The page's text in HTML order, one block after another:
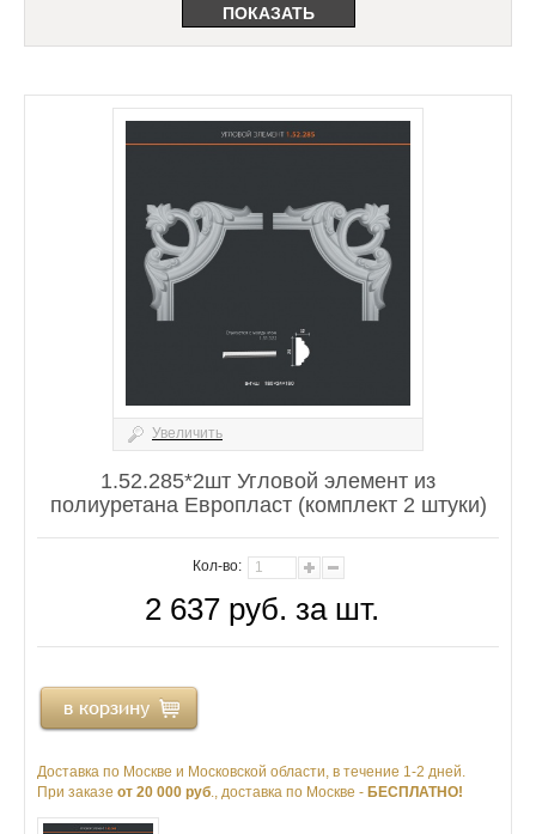
Увеличить
1.52.285*2шт Угловой элемент из
полиуретана Европласт (комплект 2 штуки)
Кол-во:
2 637 руб. за шт.
Доставка по Москве и Московской области, в течение 1-2 дней.
При заказе от 20 000 руб., доставка по Москве - БЕСПЛАТНО!